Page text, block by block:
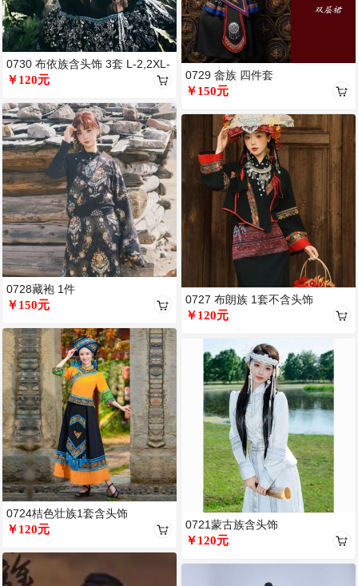
0730 布依族含头饰 3套 L-2,2XL-
1
￥120元
0728藏袍 1件
￥150元
0724桔色壮族1套含头饰
￥120元
0729 畲族 四件套
￥150元
0727 布朗族 1套不含头饰
￥120元
0721蒙古族含头饰
￥120元